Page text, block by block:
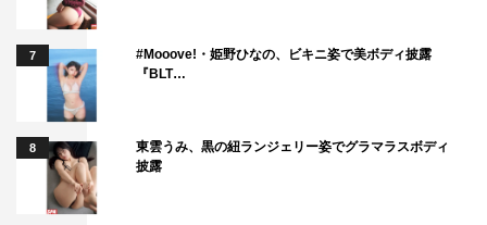
7
#Mooove!・姫野ひなの、ビキニ姿で美ボディ披露
『BLT…
8
東雲うみ、黒の紐ランジェリー姿でグラマラスボディ
披露